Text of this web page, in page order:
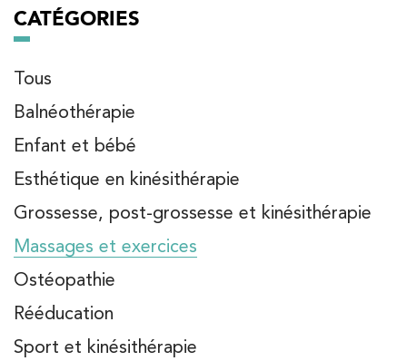
CATÉGORIES
Tous
Balnéothérapie
Enfant et bébé
Esthétique en kinésithérapie
Grossesse, post-grossesse et kinésithérapie
Massages et exercices
Ostéopathie
Rééducation
Sport et kinésithérapie